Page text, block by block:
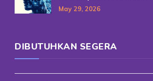
May 29, 2026
DIBUTUHKAN SEGERA